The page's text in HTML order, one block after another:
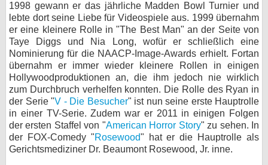
1998 gewann er das jährliche Madden Bowl Turnier und
lebte dort seine Liebe für Videospiele aus. 1999 übernahm
er eine kleinere Rolle in "The Best Man" an der Seite von
Taye Diggs und Nia Long, wofür er schließlich eine
Nominierung für die NAACP-Image-Awards erhielt. Fortan
übernahm er immer wieder kleinere Rollen in einigen
Hollywoodproduktionen an, die ihm jedoch nie wirklich
zum Durchbruch verhelfen konnten. Die Rolle des Ryan in
der Serie "V - Die Besucher" ist nun seine erste Hauptrolle
in einer TV-Serie. Zudem war er 2011 in einigen Folgen
der ersten Staffel von "American Horror Story" zu sehen. In
der FOX-Comedy "Rosewood" hat er die Hauptrolle als
Gerichtsmediziner Dr. Beaumont Rosewood, Jr. inne.
Nutzungsbedingungen
Datenschutz
Cookie-Einstellungen
Impressum
Desktop-Ansicht
myFanbase